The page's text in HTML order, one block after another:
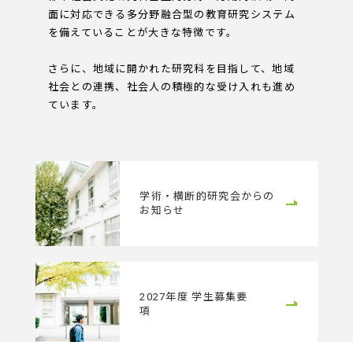
面に対応できる多分野融合型の教育研究システム
を備えていることが大きな特徴です。
さらに、地域に開かれた研究科を目指して、地域
社会との連携、社会人の積極的な受け入れも進め
ています。
学術・横断的研究会からの
お知らせ
2027年度 学生募集要
項